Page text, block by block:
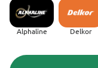
Alphaline Delkor